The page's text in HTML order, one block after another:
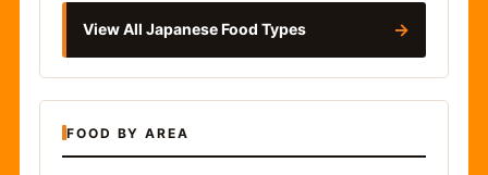
View All Japanese Food Types →
FOOD BY AREA